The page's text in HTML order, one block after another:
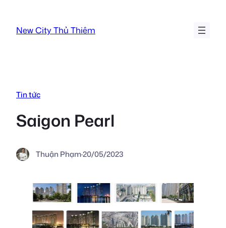
phầnNew City Thủ Thiêm
Tin tức
Saigon Pearl
Thuận Phạm·20/05/2023